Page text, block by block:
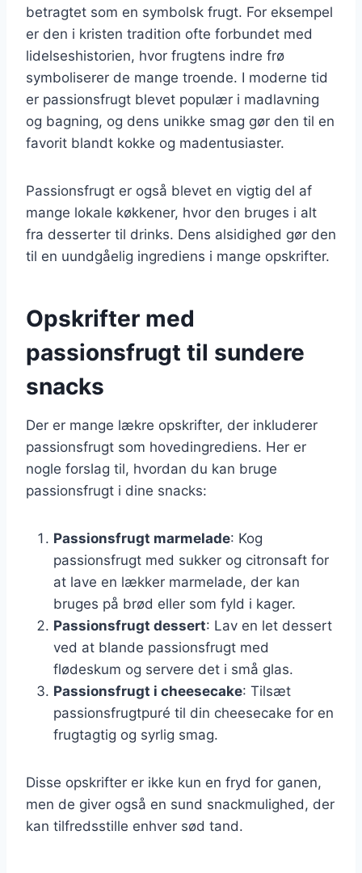
betragtet som en symbolsk frugt. For eksempel
er den i kristen tradition ofte forbundet med
lidelseshistorien, hvor frugtens indre frø
symboliserer de mange troende. I moderne tid
er passionsfrugt blevet populær i madlavning
og bagning, og dens unikke smag gør den til en
favorit blandt kokke og madentusiaster.
Passionsfrugt er også blevet en vigtig del af
mange lokale køkkener, hvor den bruges i alt
fra desserter til drinks. Dens alsidighed gør den
til en uundgåelig ingrediens i mange opskrifter.
Opskrifter med
passionsfrugt til sundere
snacks
Der er mange lækre opskrifter, der inkluderer
passionsfrugt som hovedingrediens. Her er
nogle forslag til, hvordan du kan bruge
passionsfrugt i dine snacks:
Passionsfrugt marmelade: Kog
passionsfrugt med sukker og citronsaft for
at lave en lækker marmelade, der kan
bruges på brød eller som fyld i kager.
Passionsfrugt dessert: Lav en let dessert
ved at blande passionsfrugt med
flødeskum og servere det i små glas.
Passionsfrugt i cheesecake: Tilsæt
passionsfrugtpuré til din cheesecake for en
frugtagtig og syrlig smag.
Disse opskrifter er ikke kun en fryd for ganen,
men de giver også en sund snackmulighed, der
kan tilfredsstille enhver sød tand.